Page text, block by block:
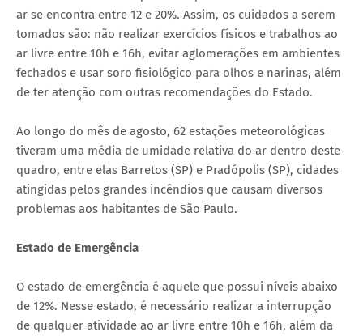
ar se encontra entre 12 e 20%. Assim, os cuidados a serem
tomados são: não realizar exercícios físicos e trabalhos ao
ar livre entre 10h e 16h, evitar aglomerações em ambientes
fechados e usar soro fisiológico para olhos e narinas, além
de ter atenção com outras recomendações do Estado.
Ao longo do mês de agosto, 62 estações meteorológicas
tiveram uma média de umidade relativa do ar dentro deste
quadro, entre elas Barretos (SP) e Pradópolis (SP), cidades
atingidas pelos grandes incêndios que causam diversos
problemas aos habitantes de São Paulo.
Estado de Emergência
O estado de emergência é aquele que possui níveis abaixo
de 12%. Nesse estado, é necessário realizar a interrupção
de qualquer atividade ao ar livre entre 10h e 16h, além da